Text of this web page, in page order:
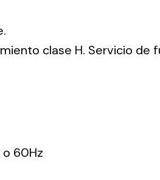
clase H. Servicio de
60Hz